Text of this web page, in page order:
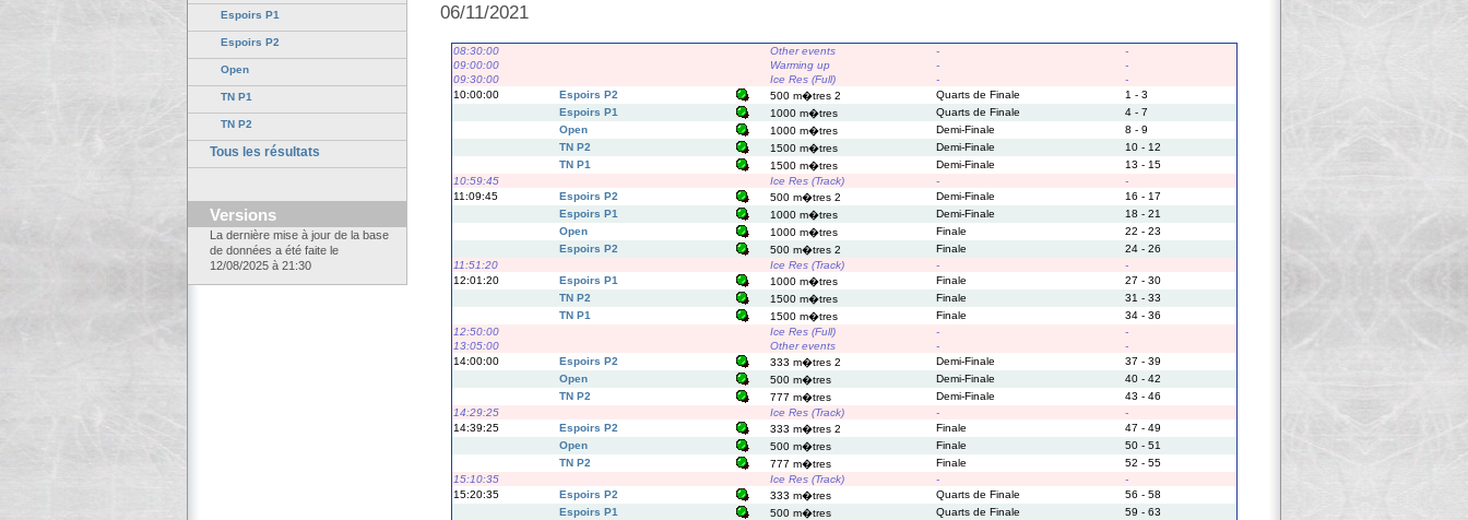
Espoirs P1
Espoirs P2
Open
TN P1
TN P2
Tous les résultats
Versions
La dernière mise à jour de la base
de données a été faite le
12/08/2025 à 21:30
06/11/2021
08:30:00 Other events -
-
09:00:00
Warming up -
-
09:30:00
Ice Res (Full) -
-
10:00:00
Espoirs P2 500 m�tres 2 Quarts de Finale
1 - 3
Espoirs P1
1000 m�tres Quarts de Finale
4 - 7
Open
1000 m�tres Demi-Finale
8 - 9
TN P2
1500 m�tres Demi-Finale
10 - 12
TN P1
1500 m�tres Demi-Finale
13 - 15
10:59:45
Ice Res (Track) -
-
11:09:45
Espoirs P2 500 m�tres 2 Demi-Finale
16 - 17
Espoirs P1
1000 m�tres Demi-Finale
18 - 21
Open
1000 m�tres Finale
22 - 23
Espoirs P2
500 m�tres 2 Finale
24 - 26
11:51:20
Ice Res (Track) -
-
12:01:20
Espoirs P1 1000 m�tres Finale
27 - 30
TN P2
1500 m�tres Finale
31 - 33
TN P1
1500 m�tres Finale
34 - 36
12:50:00
Ice Res (Full) -
-
13:05:00
Other events -
-
14:00:00
Espoirs P2 333 m�tres 2 Demi-Finale
37 - 39
Open
500 m�tres Demi-Finale
40 - 42
TN P2
777 m�tres Demi-Finale
43 - 46
14:29:25
Ice Res (Track) -
-
14:39:25
Espoirs P2 333 m�tres 2 Finale
47 - 49
Open
500 m�tres Finale
50 - 51
TN P2
777 m�tres Finale
52 - 55
15:10:35
Ice Res (Track) -
-
15:20:35
Espoirs P2 333 m�tres Quarts de Finale
56 - 58
Espoirs P1
500 m�tres Quarts de Finale
59 - 63